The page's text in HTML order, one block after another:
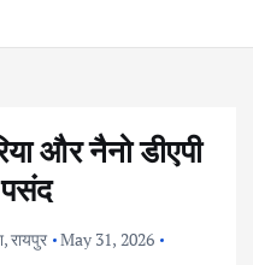
और नैनो डीएपी
,रायपुर May 31, 2026